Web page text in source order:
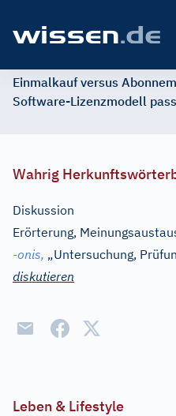
Einmalkauf versus
Software-Lizenzmodell
Wahrig
Diskussion
Erörterung,
-onis, „Untersuchung,
diskutieren
Leben & Lifestyle